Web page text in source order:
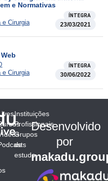
e Normativas
ÍNTEGRA
e Cirurgia
23/03/2021
ÍNTEGRA
e Cirurgia
30/06/2022
Instituições
Profissionais
Grupos
de
estudo
Desenvolvido
por